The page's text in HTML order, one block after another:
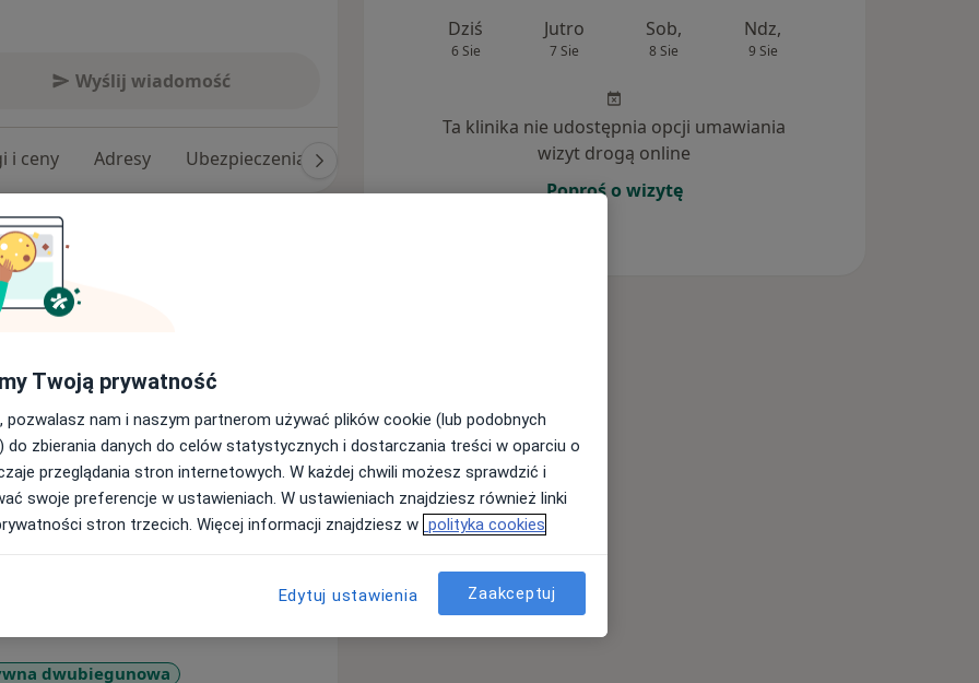
Wyślij wiadomość
i ceny Adresy Ubezpieczenia
Psychiatrią zajmuje się od
całodobowym i Dziennym
doświadczonych kryzysami
Zaburzeń Afektywnych w
depresję, lęk, zaburzenia nerwicowe
dwubiegunowa
Dziś
6 Sie
Jutro
7 Sie
Sob,
8 Sie
Ndz,
9 Sie
Ta klinika nie udostępnia opcji umawiania
wizyt drogą online
Poproś o wizytę
Twoją prywatność
pozwalasz nam i naszym partnerom używać plików cookie (lub podobnych
do zbierania danych do celów statystycznych i dostarczania treści w oparciu o
przeglądania stron internetowych. W każdej chwili możesz sprawdzić i
swoje preferencje w ustawieniach. W ustawieniach znajdziesz również linki
stron trzecich. Więcej informacji znajdziesz w polityka cookies
Edytuj ustawienia Zaakceptuj